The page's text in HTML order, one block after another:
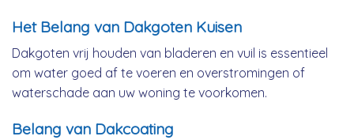
Het Belang van Dakgoten Kuisen
Dakgoten vrij houden van bladeren en vuil is essentieel
om water goed af te voeren en overstromingen of
waterschade aan uw woning te voorkomen.
Belang van Dakcoating